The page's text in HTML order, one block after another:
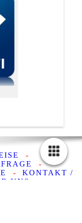
-
-
-
KONTAKT /
UNS